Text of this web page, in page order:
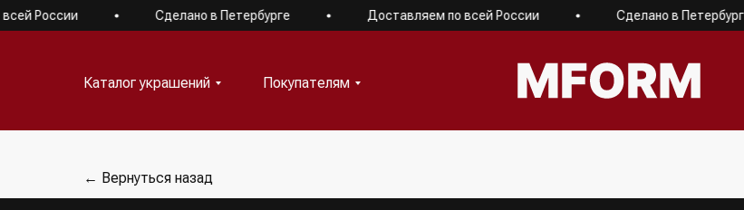
России Сделано в Петербурге Доставляем по всей России Сделано в Петербурге
Покупателям
Каталог украшений
← Вернуться назад